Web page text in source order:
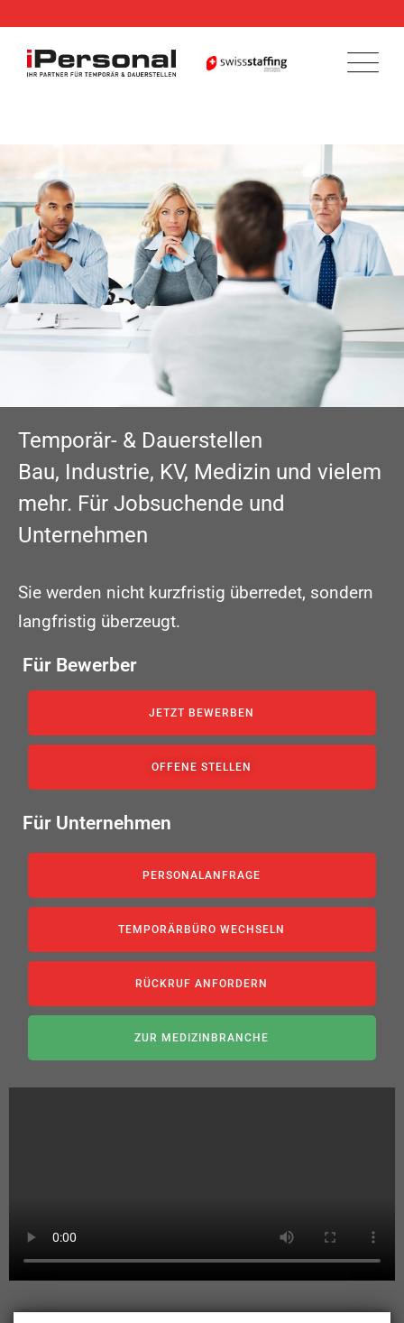
Temporär- & Dauerstellen
Bau, Industrie, KV, Medizin und vielem
mehr. Für Jobsuchende und
Unternehmen
Sie werden nicht kurzfristig überredet, sondern
langfristig überzeugt.
Für Bewerber
JETZT BEWERBEN
OFFENE STELLEN
Für Unternehmen
PERSONALANFRAGE
TEMPORÄRBÜRO WECHSELN
RÜCKRUF ANFORDERN
ZUR MEDIZINBRANCHE